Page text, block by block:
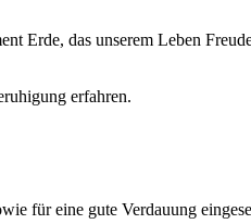
Erde, das unserem Leben
erfahren.
für eine gute Verdauung